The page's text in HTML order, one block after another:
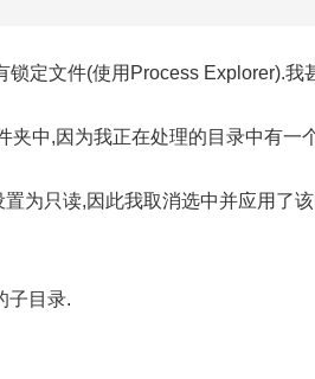
锁定文件(使用Process Explorer).
夹中,因为我正在处理的目录中有一
为只读,因此我取消选中并应用了
子目录.